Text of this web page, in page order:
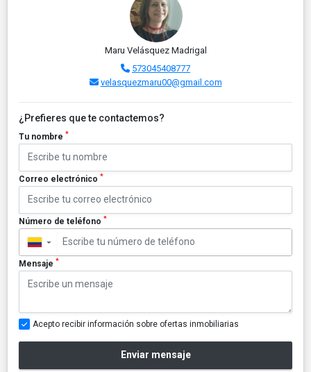
Maru Velásquez Madrigal
573045408777
velasquezmaru00@gmail.com
¿Prefieres que te contactemos?
Tu nombre *
Correo electrónico *
Número de teléfono *
▼
Mensaje *
Acepto recibir información sobre ofertas inmobiliarias
Enviar mensaje